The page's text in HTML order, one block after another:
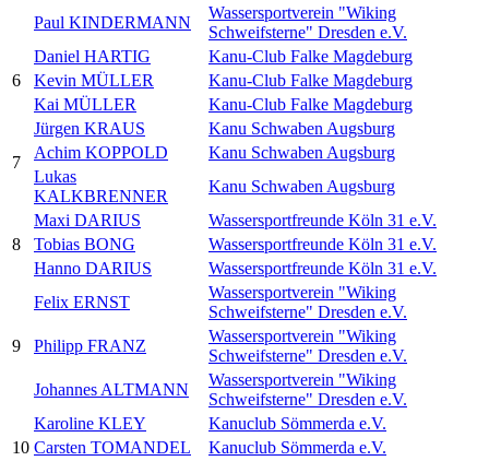
Paul KINDERMANN
Wassersportverein "Wiking
Schweifsterne" Dresden e.V.
6
Daniel HARTIG
Kanu-Club Falke Magdeburg
Kevin MÜLLER
Kanu-Club Falke Magdeburg
Kai MÜLLER
Kanu-Club Falke Magdeburg
7
Jürgen KRAUS
Kanu Schwaben Augsburg
Achim KOPPOLD
Kanu Schwaben Augsburg
Lukas
KALKBRENNER
Kanu Schwaben Augsburg
8
Maxi DARIUS
Wassersportfreunde Köln 31 e.V.
Tobias BONG
Wassersportfreunde Köln 31 e.V.
Hanno DARIUS
Wassersportfreunde Köln 31 e.V.
9
Felix ERNST
Wassersportverein "Wiking
Schweifsterne" Dresden e.V.
Philipp FRANZ
Wassersportverein "Wiking
Schweifsterne" Dresden e.V.
Johannes ALTMANN
Wassersportverein "Wiking
Schweifsterne" Dresden e.V.
10
Karoline KLEY
Kanuclub Sömmerda e.V.
Carsten TOMANDEL
Kanuclub Sömmerda e.V.